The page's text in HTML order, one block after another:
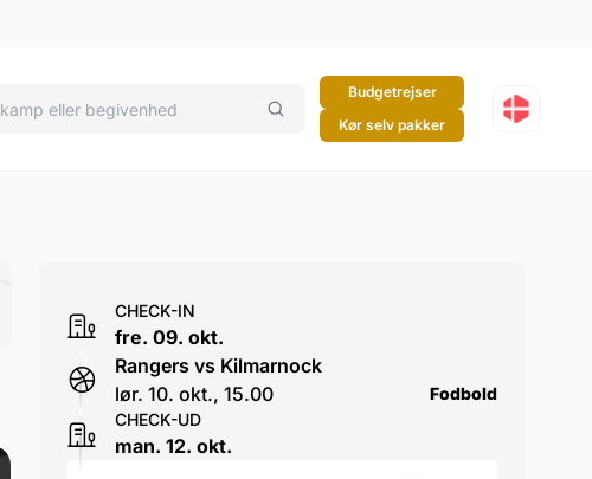
Budgetrejser
Kør selv pakker
CHECK-IN
fre. 09. okt.
Rangers vs Kilmarnock
lør. 10. okt., 15.00
Fodbold
CHECK-UD
man. 12. okt.